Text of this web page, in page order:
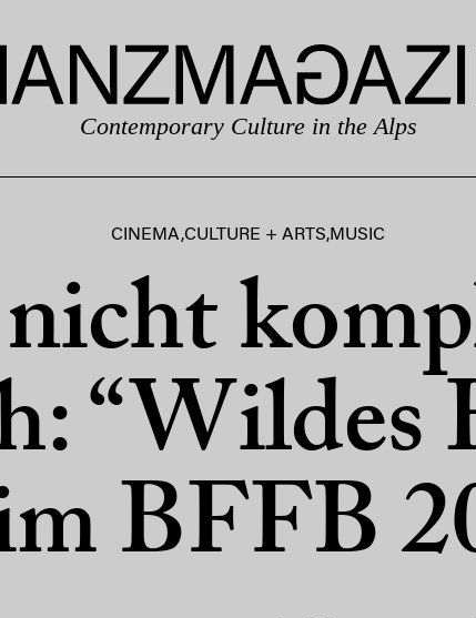
Contemporary Culture in the Alps
CINEMA,CULTURE + ARTS,MUSIC
“Wildes
BFFB